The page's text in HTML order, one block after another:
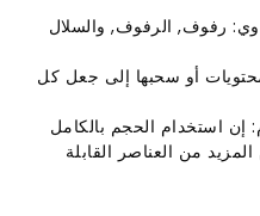
رفوف, الرفوف, والسلال
أو سحبها إلى جعل كل
إن استخدام الحجم بالكامل
من العناصر القابلة